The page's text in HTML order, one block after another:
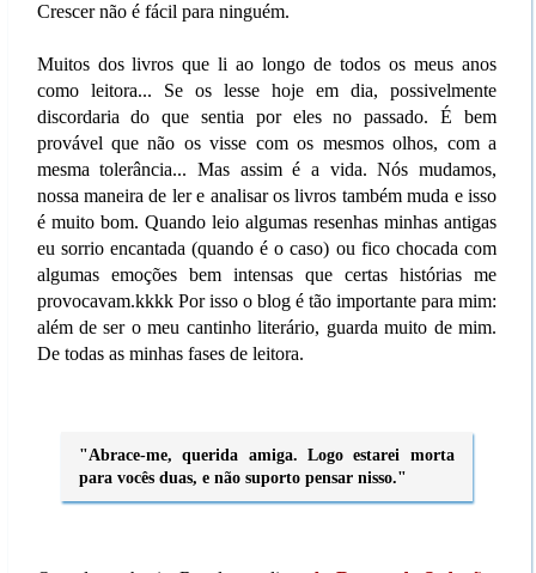
Crescer não é fácil para ninguém.
Muitos dos livros que li ao longo de todos os meus anos
como leitora... Se os lesse hoje em dia, possivelmente
discordaria do que sentia por eles no passado. É bem
provável que não os visse com os mesmos olhos, com a
mesma tolerância... Mas assim é a vida. Nós mudamos,
nossa maneira de ler e analisar os livros também muda e isso
é muito bom. Quando leio algumas resenhas minhas antigas
eu sorrio encantada (quando é o caso) ou fico chocada com
algumas emoções bem intensas que certas histórias me
provocavam.kkkk Por isso o blog é tão importante para mim:
além de ser o meu cantinho literário, guarda muito de mim.
De todas as minhas fases de leitora.
"Abrace-me, querida amiga. Logo estarei morta
para vocês duas, e não suporto pensar nisso."